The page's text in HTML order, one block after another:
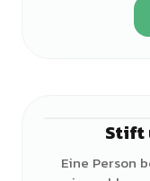
Stift
Eine Person